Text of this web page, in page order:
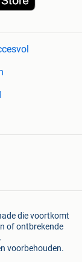
die voortkomt
of ontbrekende
voorbehouden.